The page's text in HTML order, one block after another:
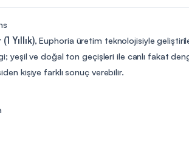
Yıllık), Euphoria üretim teknolojisiyle
yeşil ve doğal ton geçişleri ile canlı fakat
kişiye farklı sonuç verebilir.